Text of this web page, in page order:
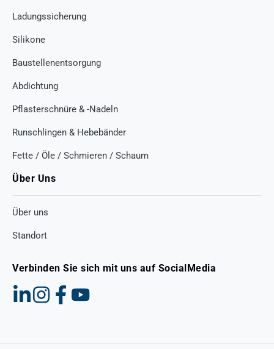
Ladungssicherung
Silikone
Baustellenentsorgung
Abdichtung
Pflasterschnüre & -Nadeln
Runschlingen & Hebebänder
Fette / Öle / Schmieren / Schaum
Über Uns
Über uns
Standort
Verbinden Sie sich mit uns auf SocialMedia